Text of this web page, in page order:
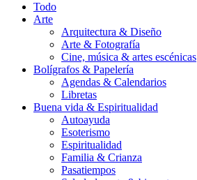
Todo
Arte
Arquitectura & Diseño
Arte & Fotografía
Cine, música & artes escénicas
Bolígrafos & Papelería
Agendas & Calendarios
Libretas
Buena vida & Espiritualidad
Autoayuda
Esoterismo
Espiritualidad
Familia & Crianza
Pasatiempos